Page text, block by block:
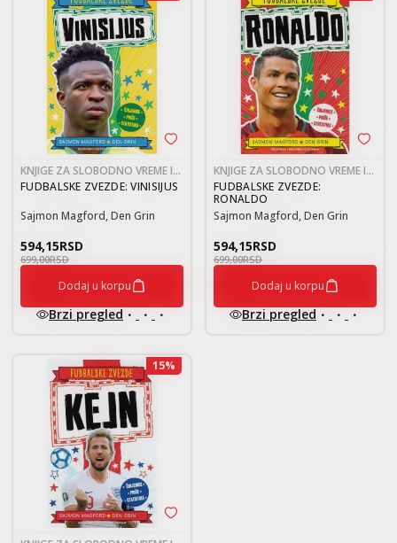
KNJIGE ZA SLOBODNO VREME I
RAZONODU 9-12
FUDBALSKE ZVEZDE: VINISIJUS
Sajmon Magford, Den Grin
594,15RSD
699,00RSD
Dodaj u korpu
Brzi pregled
KNJIGE ZA SLOBODNO VREME I
RAZONODU 9-12
FUDBALSKE ZVEZDE:
RONALDO
Sajmon Magford, Den Grin
594,15RSD
699,00RSD
Dodaj u korpu
Brzi pregled
15%